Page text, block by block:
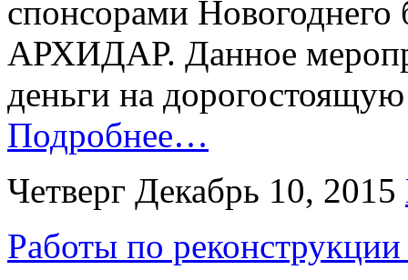
спонсорами Новогоднего
АРХИДАР. Данное
деньги на
Подробнее…
Четверг Декабрь 10, 2015
Работы по реконструкции